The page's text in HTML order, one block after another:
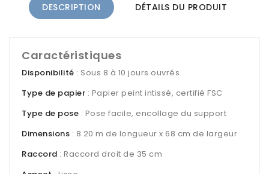
DESCRIPTION DÉTAILS DU PRODUIT
Caractéristiques
Disponibilité : Sous 8 à 10 jours ouvrés
Type de papier : Papier peint intissé, certifié FSC
Type de pose : Pose facile, encollage du support
Dimensions : 8.20 m de longueur x 68 cm de largeur
Raccord : Raccord droit de 35 cm